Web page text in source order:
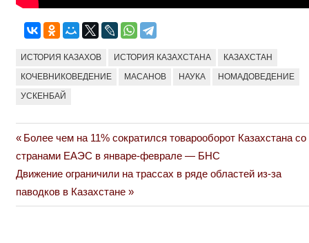
ИСТОРИЯ КАЗАХОВ ИСТОРИЯ КАЗАХСТАНА КАЗАХСТАН
КОЧЕВНИКОВЕДЕНИЕ МАСАНОВ НАУКА НОМАДОВЕДЕНИЕ
УСКЕНБАЙ
Навигация
по
записям
Previous
Post:
Более чем на 11% сократился товарооборот Казахстана со
странами ЕАЭС в январе-феврале — БНС
Next
Post:
Движение ограничили на трассах в ряде областей из-за
паводков в Казахстане